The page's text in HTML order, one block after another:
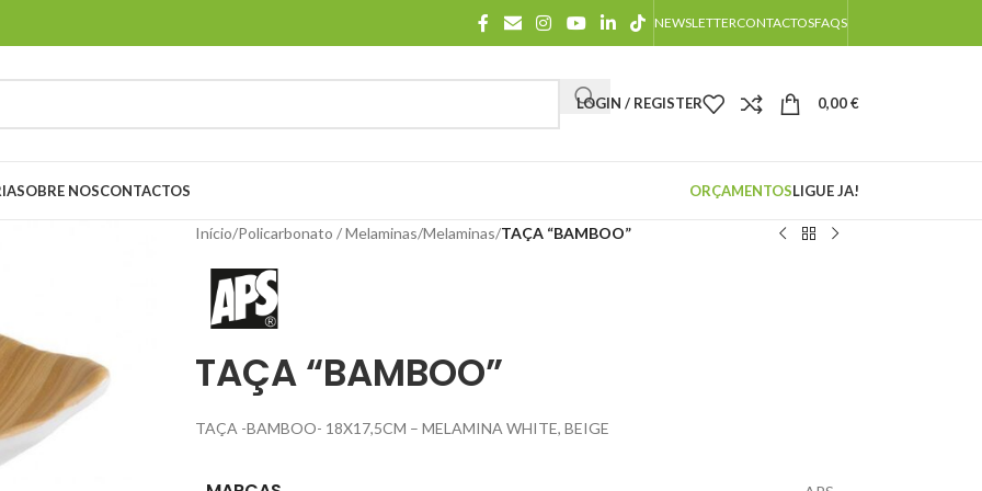
NEWSLETTERCONTACTOSFAQS
LOGIN / REGISTER 0,00€
SOBRE NOSCONTACTOS ORÇAMENTOSLIGUE JA!
Início/Policarbonato / Melaminas/Melaminas/TAÇA “BAMBOO”
TAÇA “BAMBOO”
TAÇA -BAMBOO- 18X17,5CM – MELAMINA WHITE, BEIGE